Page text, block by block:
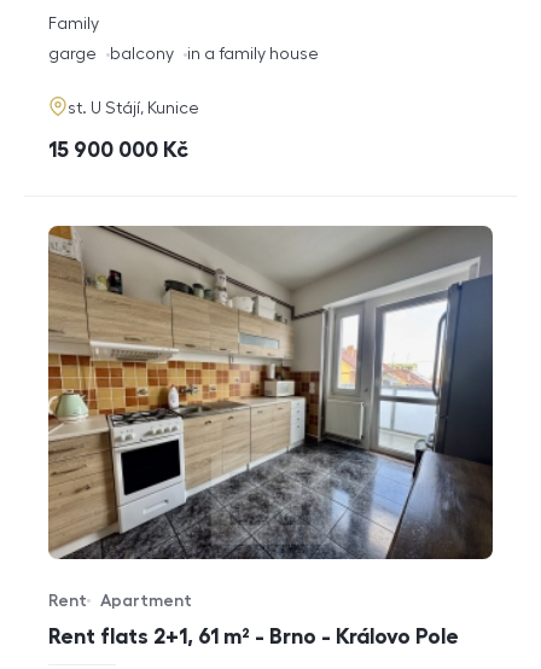
rozměry
disposition
Family
funkce
garge balcony in a family house
adresa
st. U Stájí, Kunice
cena
15 900 000 Kč
Rent flats 2+1, 61 m² - Brno - Královo Pole
Offer type
Rent
Property type
Apartment